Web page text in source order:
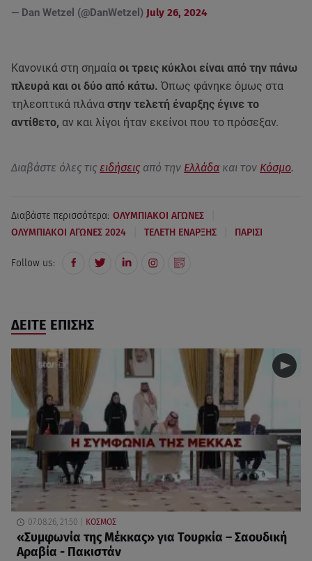
— Dan Wetzel (@DanWetzel) July 26, 2024
Κανονικά στη σημαία οι τρεις κύκλοι είναι από την πάνω
πλευρά και οι δύο από κάτω. Όπως φάνηκε όμως στα
τηλεοπτικά πλάνα στην τελετή έναρξης έγινε το
αντίθετο, αν και λίγοι ήταν εκείνοι που το πρόσεξαν.
Διαβάστε όλες τις ειδήσεις από την Ελλάδα και τον Κόσμο.
Διαβάστε περισσότερα: ΟΛΥΜΠΙΑΚΟΙ ΑΓΩΝΕΣ
ΟΛΥΜΠΙΑΚΟΙ ΑΓΩΝΕΣ 2024 ΤΕΛΕΤΗ ΕΝΑΡΞΗΣ ΠΑΡΙΣΙ
Follow us:
ΔΕΙΤΕ ΕΠΙΣΗΣ
07.08.26, 21:50 ΚΟΣΜΟΣ
«Συμφωνία της Μέκκας» για Τουρκία – Σαουδική
Αραβία - Πακιστάν